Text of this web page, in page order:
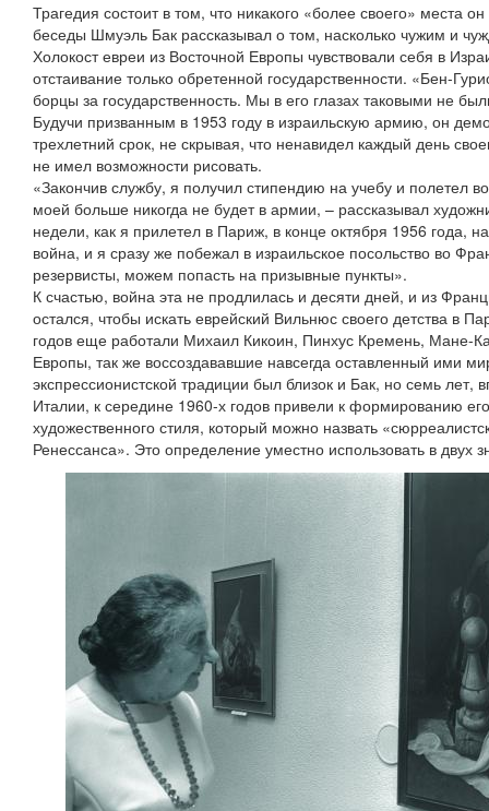
Трагедия состоит в том, что никакого «более своего» места
беседы Шмуэль Бак рассказывал о том, насколько чужим и
Холокост евреи из Восточной Европы чувствовали себя в
отстаивание только обретенной государственности. «Бен-
борцы за государственность. Мы в его глазах таковыми не
Будучи призванным в 1953 году в израильскую армию, он
трехлетний срок, не скрывая, что ненавидел каждый день
не имел возможности рисовать.
«Закончив службу, я получил стипендию на учебу и полетел
моей больше никогда не будет в армии, – рассказывал
недели, как я прилетел в Париж, в конце октября 1956 года,
война, и я сразу же побежал в израильское посольство во
резервисты, можем попасть на призывные пункты».
К счастью, война эта не продлилась и десяти дней, и из
остался, чтобы искать еврейский Вильнюс своего детства в
годов еще работали Михаил Кикоин, Пинхус Кремень, Мане-
Европы, так же воссоздававшие навсегда оставленный ими
экспрессионистской традиции был близок и Бак, но семь лет,
Италии, к середине 1960-х годов привели к формированию
художественного стиля, который можно назвать
Ренессанса». Это определение уместно использовать в двух